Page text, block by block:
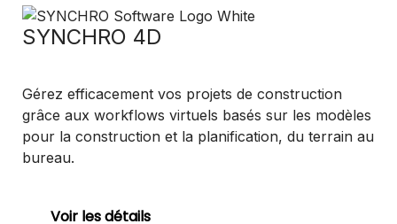
SYNCHRO 4D
Gérez efficacement vos projets de construction
grâce aux workflows virtuels basés sur les modèles
pour la construction et la planification, du terrain au
bureau.
Voir les détails